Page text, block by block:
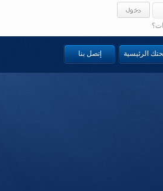
الرئيسية إتصل بنا